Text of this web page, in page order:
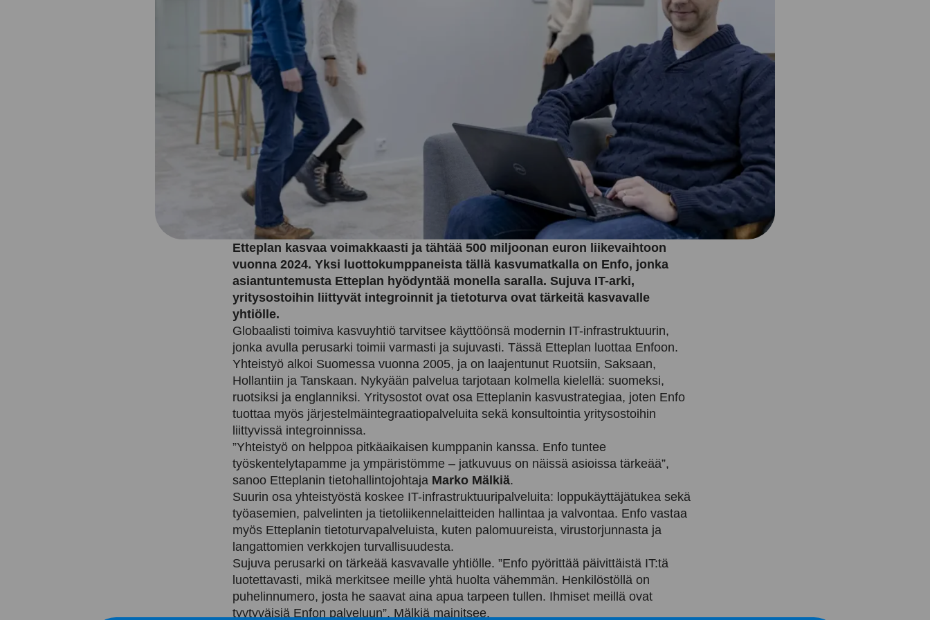
Etteplan kasvaa voimakkaasti ja tähtää 500 miljoonan euron liikevaihtoon
vuonna 2024. Yksi luottokumppaneista tällä kasvumatkalla on Enfo, jonka
asiantuntemusta Etteplan hyödyntää monella saralla. Sujuva IT-arki,
yritysostoihin liittyvät integroinnit ja tietoturva ovat tärkeitä kasvavalle
yhtiölle.
Globaalisti toimiva kasvuyhtiö tarvitsee käyttöönsä modernin IT-infrastruktuurin,
jonka avulla perusarki toimii varmasti ja sujuvasti. Tässä Etteplan luottaa Enfoon.
Yhteistyö alkoi Suomessa vuonna 2005, ja on laajentunut Ruotsiin, Saksaan,
Hollantiin ja Tanskaan. Nykyään palvelua tarjotaan kolmella kielellä: suomeksi,
ruotsiksi ja englanniksi. Yritysostot ovat osa Etteplanin kasvustrategiaa, joten Enfo
tuottaa myös järjestelmäintegraatiopalveluita sekä konsultointia yritysostoihin
liittyvissä integroinnissa.
”Yhteistyö on helppoa pitkäaikaisen kumppanin kanssa. Enfo tuntee
työskentelytapamme ja ympäristömme – jatkuvuus on näissä asioissa tärkeää”,
sanoo Etteplanin tietohallintojohtaja Marko Mälkiä.
Suurin osa yhteistyöstä koskee IT-infrastruktuuripalveluita: loppukäyttäjätukea sekä
työasemien, palvelinten ja tietoliikennelaitteiden hallintaa ja valvontaa. Enfo vastaa
myös Etteplanin tietoturvapalveluista, kuten palomuureista, virustorjunnasta ja
langattomien verkkojen turvallisuudesta.
Sujuva perusarki on tärkeää kasvavalle yhtiölle. ”Enfo pyörittää päivittäistä IT:tä
luotettavasti, mikä merkitsee meille yhtä huolta vähemmän. Henkilöstöllä on
puhelinnumero, josta he saavat aina apua tarpeen tullen. Ihmiset meillä ovat
tyytyväisiä Enfon palveluun”, Mälkiä mainitsee.